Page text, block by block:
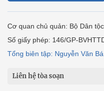
Cơ quan chủ quản: Bộ Dân
Số giấy phép: 146/GP-
Tổng biên tập: Nguyễn Văn Bá
Liên hệ tòa soạn